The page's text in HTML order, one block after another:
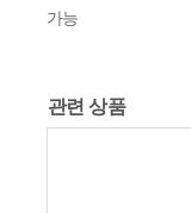
가능
관련 상품